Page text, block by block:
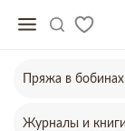
Пряжа в бобинах
Журналы и книги